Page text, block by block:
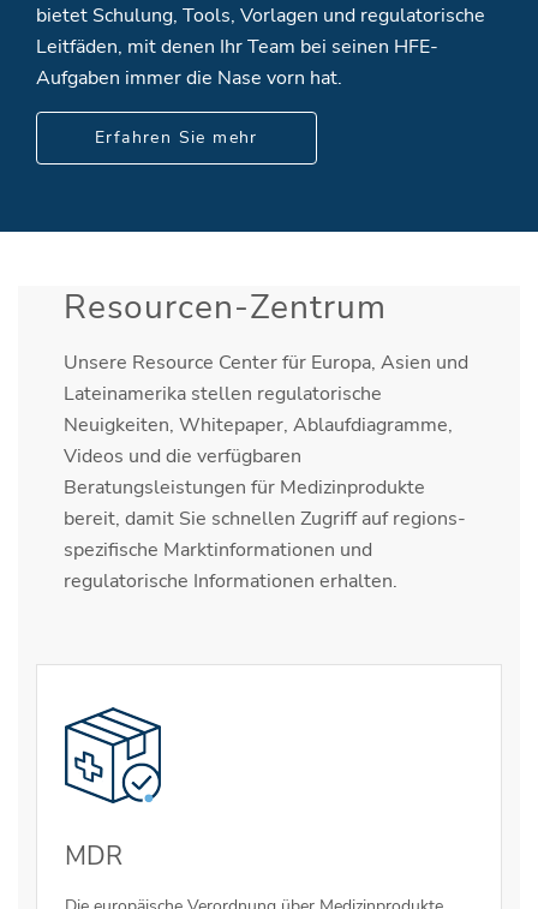
bietet Schulung, Tools, Vorlagen und regulatorische
Leitfäden, mit denen Ihr Team bei seinen HFE-
Aufgaben immer die Nase vorn hat.
Erfahren Sie mehr
Resourcen-Zentrum
Unsere Resource Center für Europa, Asien und
Lateinamerika stellen regulatorische
Neuigkeiten, Whitepaper, Ablaufdiagramme,
Videos und die verfügbaren
Beratungsleistungen für Medizinprodukte
bereit, damit Sie schnellen Zugriff auf regions-
spezifische Marktinformationen und
regulatorische Informationen erhalten.
MDR